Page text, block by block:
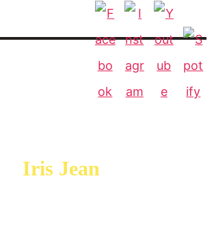
Iris Jean